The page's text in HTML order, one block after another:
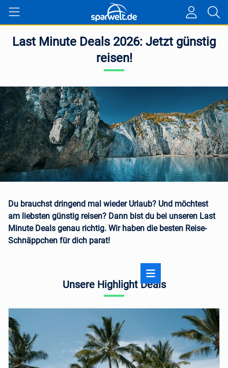
Last Minute Deals 2026: Jetzt günstig
reisen!
Du brauchst dringend mal wieder Urlaub? Und möchtest
am liebsten günstig reisen? Dann bist du bei unseren Last
Minute Deals genau richtig. Wir haben die besten Reise-
Schnäppchen für dich parat!
Unsere Highlight Deals